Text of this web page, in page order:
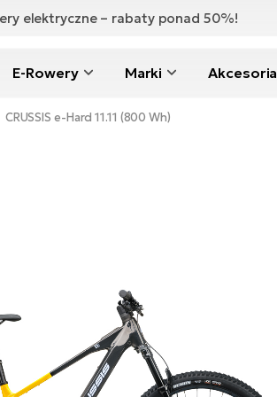
elektryczne – rabaty ponad 50%!
E-Rowery Marki Akcesoria
CRUSSIS e-Hard 11.11 (800 Wh)